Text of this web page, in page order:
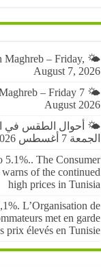
Maghreb – Friday,
August 7, 2026
– Friday 7
August 2026
🌤️ أحوال الطقس في
الجمعة 7 أغسطس 2026
5.1%.. The Consumer
of the continued
high prices in Tunisia
L’Organisation de
met en garde
prix élevés en Tunisie